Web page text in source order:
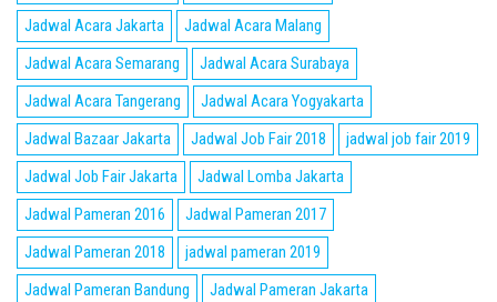
Jadwal Acara Jakarta
Jadwal Acara Malang
Jadwal Acara Semarang
Jadwal Acara Surabaya
Jadwal Acara Tangerang
Jadwal Acara Yogyakarta
Jadwal Bazaar Jakarta
Jadwal Job Fair 2018
jadwal job fair 2019
Jadwal Job Fair Jakarta
Jadwal Lomba Jakarta
Jadwal Pameran 2016
Jadwal Pameran 2017
Jadwal Pameran 2018
jadwal pameran 2019
Jadwal Pameran Bandung
Jadwal Pameran Jakarta